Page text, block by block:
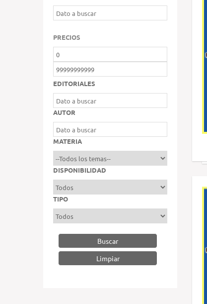
PRECIOS
EDITORIALES
AUTOR
MATERIA
DISPONIBILIDAD
TIPO
Buscar